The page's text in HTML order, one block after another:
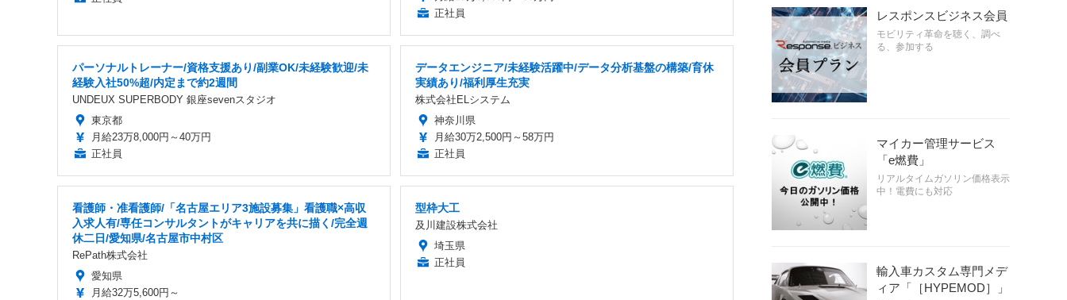
正社員
パーソナルトレーナー/資格支援あり/副業OK/未経験歓迎/未
経験入社50%超/内定まで約2週間
UNDEUX SUPERBODY 銀座sevenスタジオ
東京都
月給23万8,000円～40万円
正社員
データエンジニア/未経験活躍中/データ分析基盤の構築/育休
実績あり/福利厚生充実
株式会社ELシステム
神奈川県
月給30万2,500円～58万円
正社員
看護師・准看護師/「名古屋エリア3施設募集」看護職×高収
入求人有/専任コンサルタントがキャリアを共に描く/完全週
休二日/愛知県/名古屋市中村区
RePath株式会社
愛知県
月給32万5,600円～
型枠大工
及川建設株式会社
埼玉県
正社員
レスポンスビジネス会員
モビリティ革命を聴く、調べ
る、参加する
マイカー管理サービス
「e燃費」
リアルタイムガソリン価格表示
中！電費にも対応
輸入車カスタム専門メデ
ィア「［HYPEMOD］」